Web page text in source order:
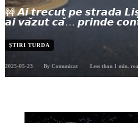
🚧 𝘼𝙞 𝙩𝙧𝙚𝙘𝙪𝙩 𝙥𝙚 𝙨𝙩𝙧𝙖𝙙𝙖
𝙖𝙞 𝙫𝙖̆𝙯𝙪𝙩 𝙘𝙖̆… 𝙥𝙧𝙞𝙣𝙙𝙚
ȘTIRI TURDA
2025-05-23 By Comunicat Less than 1 min.